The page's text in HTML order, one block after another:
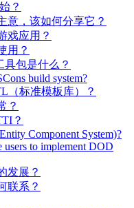
？
意，该如何分享它？
戏应用？
用？
具包是什么？
build system?
（标准模板库）？
？
？
Component System)?
to implement DOD
发展？
联系？